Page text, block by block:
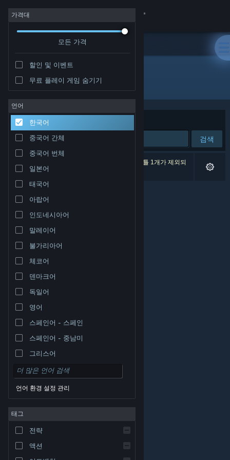
로그인
커뮤니티
정보
지원
언어 변경
Steam 모바일 앱 다운로드
PC 웹사이트 보기
© Valve Corporation. 모든 권리 보유. 모든 상표는 미국
및 기타 국가에서 각각 해당 소유자의 재산입니다.
환불| 쿠키
가격대
모든 가격
할인 및 이벤트
무료 플레이 게임 숨기기
언어
한국어
중국어 간체
중국어 번체
일본어
태국어
아랍어
인도네시아어
말레이어
불가리아어
체코어
덴마크어
독일어
영어
스페인어 - 스페인
스페인어 - 중남미
그리스어
언어 환경 설정 관리
태그
전략
액션
개발자: ShatterStorm Studio
정렬 기준 연관성
검색
검색 결과가 0개 있습니다. 환경 설정에 따라 타이틀 1개가 제외되
었습니다.